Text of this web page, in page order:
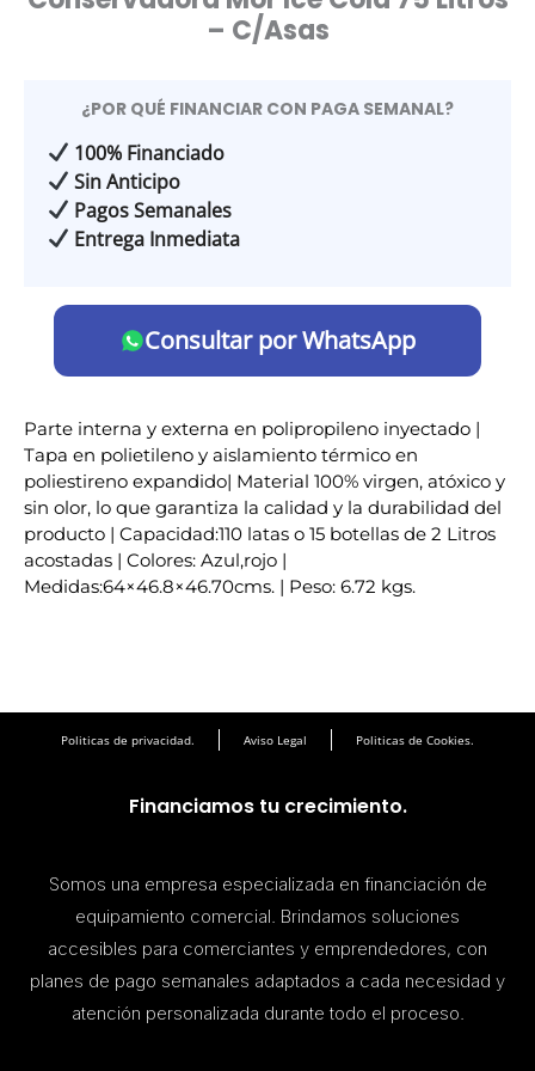
– C/Asas
¿POR QUÉ FINANCIAR CON PAGA SEMANAL?
100% Financiado
Sin Anticipo
Pagos Semanales
Entrega Inmediata
Consultar por WhatsApp
Parte interna y externa en polipropileno inyectado |
Tapa en polietileno y aislamiento térmico en
poliestireno expandido| Material 100% virgen, atóxico y
sin olor, lo que garantiza la calidad y la durabilidad del
producto | Capacidad:110 latas o 15 botellas de 2 Litros
acostadas | Colores: Azul,rojo |
Medidas:64×46.8×46.70cms. | Peso: 6.72 kgs.
Politicas de privacidad. Aviso Legal Politicas de Cookies.
Financiamos tu crecimiento.
Somos una empresa especializada en financiación de
equipamiento comercial. Brindamos soluciones
accesibles para comerciantes y emprendedores, con
planes de pago semanales adaptados a cada necesidad y
atención personalizada durante todo el proceso.